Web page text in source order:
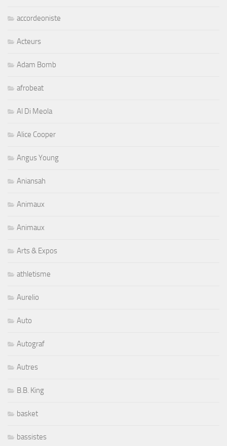
accordeoniste
Acteurs
Adam Bomb
afrobeat
Al Di Meola
Alice Cooper
Angus Young
Aniansah
Animaux
Animaux
Arts & Expos
athletisme
Aurelio
Auto
Autograf
Autres
B.B. King
basket
bassistes